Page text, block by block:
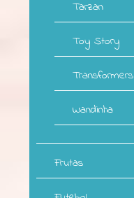
Tarzan
Toy Story
Transformers
Wandinha
Frutas